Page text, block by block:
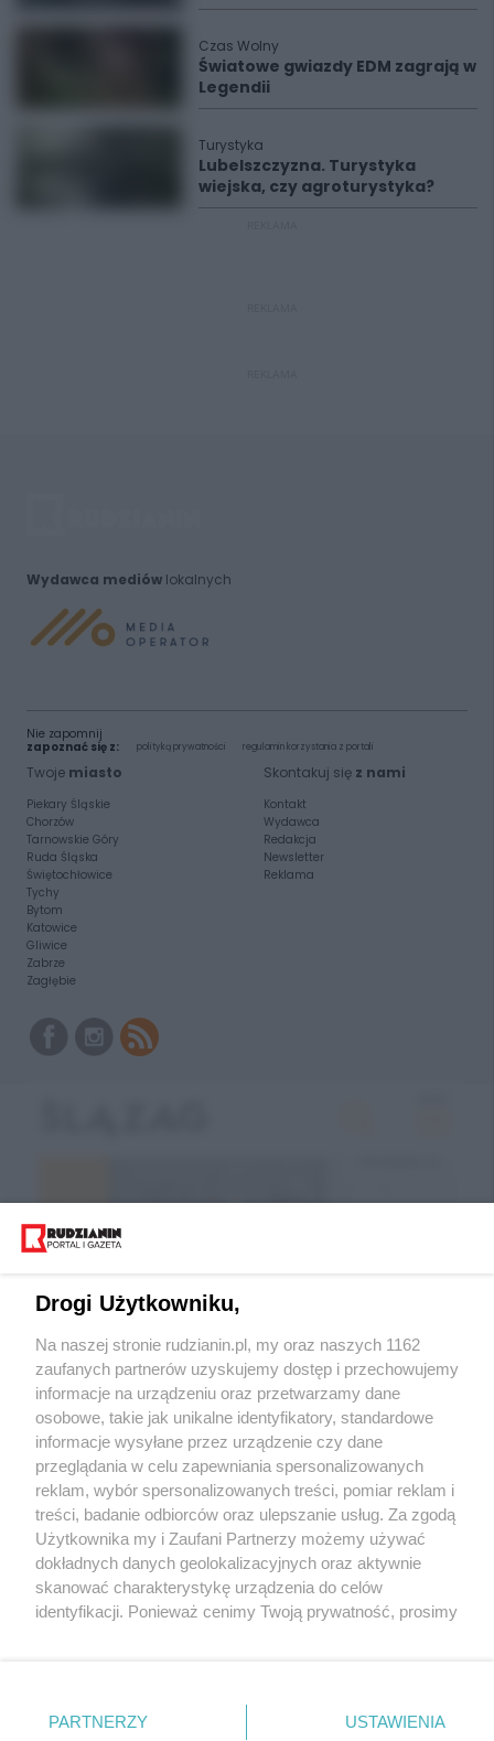
Czas Wolny
Światowe gwiazdy EDM zagrają w
Legendii
Turystyka
Lubelszczyzna. Turystyka
wiejska, czy agroturystyka?
Wydawca mediówlokalnych
Nie zapomnij
zapoznać się z:
polityką prywatności regulamin korzystania z portali
Twoje miasto
Piekary Śląskie
Chorzów
Tarnowskie Góry
Ruda Śląska
Świętochłowice
Tychy
Bytom
Katowice
Gliwice
Zabrze
Zagłębie
Skontakuj się z nami
Kontakt
Wydawca
Redakcja
Newsletter
Reklama
Wróć do strony głównej
ślązag.pl
0%
Drogi Użytkowniku,
Na naszej stronie rudzianin.pl, my oraz naszych 1162
zaufanych partnerów uzyskujemy dostęp i przechowujemy
informacje na urządzeniu oraz przetwarzamy dane
osobowe, takie jak unikalne identyfikatory, standardowe
informacje wysyłane przez urządzenie czy dane
przeglądania w celu zapewniania spersonalizowanych
reklam, wybór spersonalizowanych treści, pomiar reklam i
treści, badanie odbiorców oraz ulepszanie usług. Za zgodą
Użytkownika my i Zaufani Partnerzy możemy używać
dokładnych danych geolokalizacyjnych oraz aktywnie
skanować charakterystykę urządzenia do celów
identyfikacji. Ponieważ cenimy Twoją prywatność, prosimy
prywatności znajdujący się w lewym dolnym rogu strony
. Niektóre rodzaje przetwarzania danych nie wymagają
PARTNERZY USTAWIENIA